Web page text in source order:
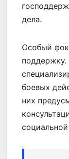
дела.
Особый
боевых
них